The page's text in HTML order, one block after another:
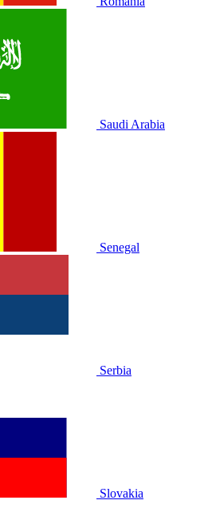
Saudi Arabia
Senegal
Serbia
Slovakia